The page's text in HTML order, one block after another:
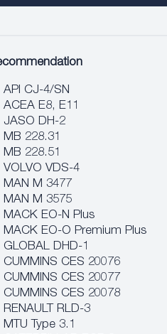
API CJ-4/SN
ACEA E8, E11
JASO DH-2
MB 228.31
MB 228.51
VOLVO VDS-4
MAN M 3477
MAN M 3575
MACK EO-N Plus
MACK EO-O Premium Plus
GLOBAL DHD-1
CUMMINS CES 20076
CUMMINS CES 20077
CUMMINS CES 20078
RENAULT RLD-3
MTU Type 3.1